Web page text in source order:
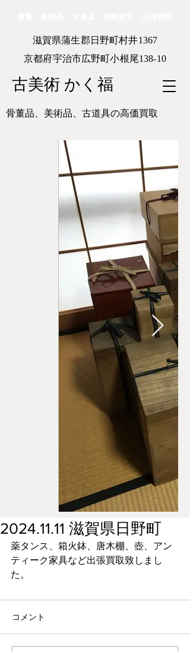
古美術 かく福
京都府宇治市広野町小根尾138-10
滋賀県蒲生郡日野町村井1367
骨董品、美術品、古道具の高価買取
2024.11.11 滋賀県日野町
薬タンス、箱火鉢、唐木棚、壺、アン
ティーク家具など出張買取致しまし
た。
コメント